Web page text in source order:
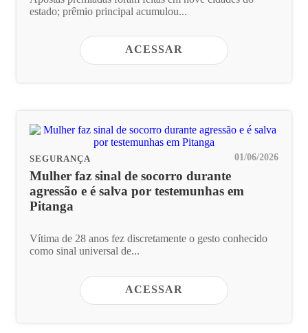
estado; prêmio principal acumulou...
ACESSAR
SEGURANÇA 01/06/2026
Mulher faz sinal de socorro durante
agressão e é salva por testemunhas em
Pitanga
Vítima de 28 anos fez discretamente o gesto conhecido
como sinal universal de...
ACESSAR